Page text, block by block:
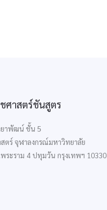
ศาสตร์ชันสูตร
ยาพัฒน์ ชั้น 5
ตร์ จุฬาลงกรณ์มหาวิทยาลัย
ระราม 4 ปทุมวัน กรุงเทพฯ 10330